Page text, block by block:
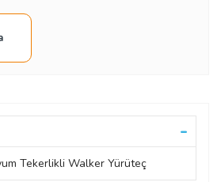
Tekerlikli Walker Yürüteç